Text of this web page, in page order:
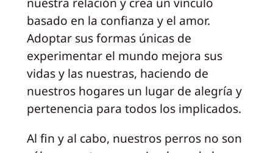
basado en la confianza y el amor.
Adoptar sus formas únicas de
experimentar el mundo mejora sus
vidas y las nuestras, haciendo de
nuestros hogares un lugar de alegría y
pertenencia para todos los implicados.
Al fin y al cabo, nuestros perros no son